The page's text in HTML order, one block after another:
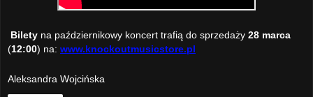
Bilety na październikowy koncert trafią do sprzedaży 28 marca
(12:00) na: www.knockoutmusicstore.pl
Aleksandra Wojcińska